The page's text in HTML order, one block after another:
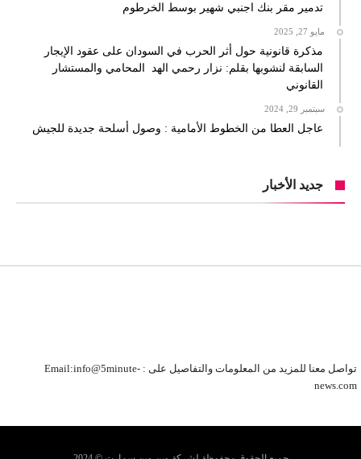
تدمير مقر بنك اجنبي شهير بوسط الخرطوم
مايو 27, 2025
مذكرة قانونية حول أثر الحرب في السودان على عقود الإيجار
السابقة لنشوبها بقلم: نزار رحمي الهد المحامي والمستشار
القانوني
سبتمبر 29, 2024
عاجل العطا من الخطوط الأمامية : وصول أسلحة جديدة للجيش
جديد الأخبار
تواصل معنا للمزيد من المعلومات والتفاصيل على : Email:info@5minute-
news.com